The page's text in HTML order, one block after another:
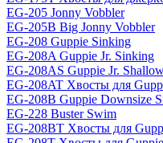
EG-205 Jonny Vobbler
EG-205B Big Jonny Vobbler
EG-208 Guppie Sinking
EG-208A Guppie Jr. Sinking
EG-208AS Guppie Jr.
EG-208AT Хвосты для
EG-208B Guppie Downsize
EG-228 Buster Swim
EG-208BT Хвосты для